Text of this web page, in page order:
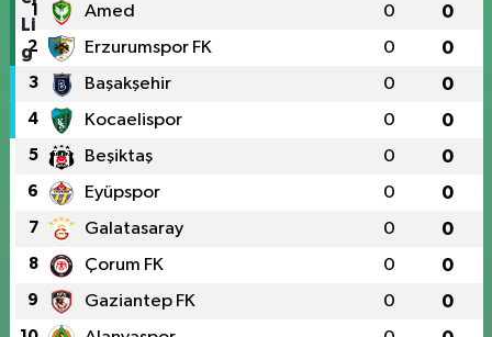
1 Amed 0 0
2 Erzurumspor FK 0 0
3 Başakşehir 0 0
4 Kocaelispor 0 0
5 Beşiktaş 0 0
6 Eyüpspor 0 0
7 Galatasaray 0 0
8 Çorum FK 0 0
9 Gaziantep FK 0 0